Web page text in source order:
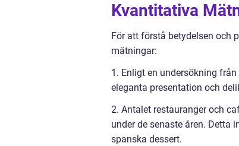
Kvantitativa
För att förstå betydelsen och
mätningar:
1. Enligt en undersökning
eleganta presentation och
2. Antalet restauranger och
under de senaste åren. Detta
spanska dessert.